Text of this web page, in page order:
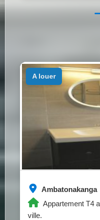
Ambatonakanga
Appartement T4
ville.
a louer